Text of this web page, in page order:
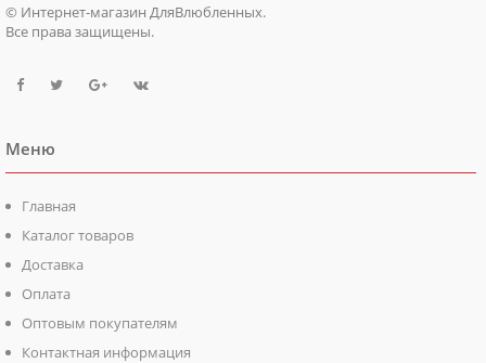
© Интернет-магазин ДляВлюбленных.
Все права защищены.
Меню
Главная
Каталог товаров
Доставка
Оплата
Оптовым покупателям
Контактная информация